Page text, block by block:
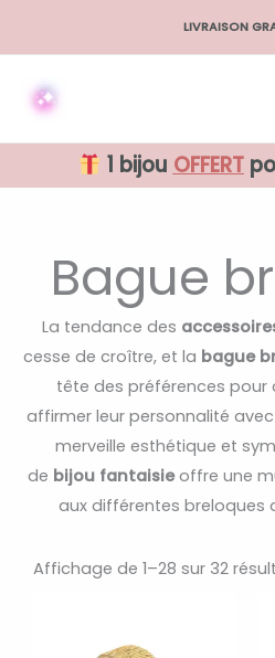
LIVRAISON
1 bijou OFFERT
Bague
La tendance des
cesse de croître, et la bague
tête des préférences pour
affirmer leur personnalité
merveille esthétique et
de bijou fantaisieoffre une
aux différentes breloques
Affichage de 1–28 sur 32